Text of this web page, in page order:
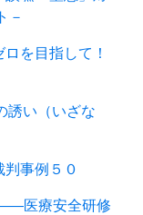
－
を目指して！
誘い（いざな
判事例５０
――医療安全研修